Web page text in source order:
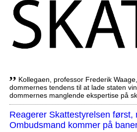
,, Kollegaen, professor Frederik
dommernes tendens til at lade staten
dommernes manglende ekspertise på
Reagerer Skattestyrelsen først,
Ombudsmand kommer på